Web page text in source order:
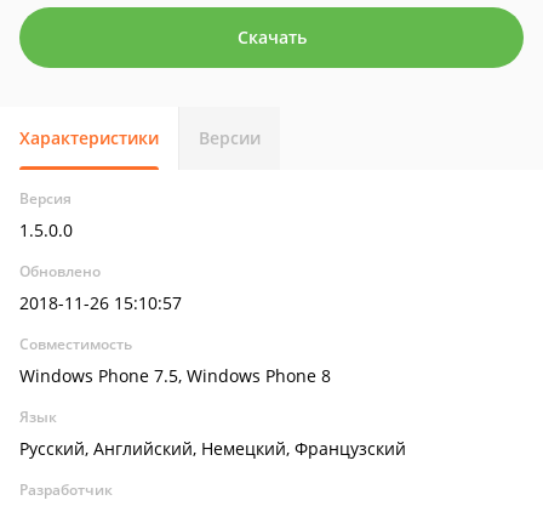
Скачать
Характеристики Версии
Версия
1.5.0.0
Обновлено
2018-11-26 15:10:57
Совместимость
Windows Phone 7.5, Windows Phone 8
Язык
Русский, Английский, Немецкий, Французский
Разработчик